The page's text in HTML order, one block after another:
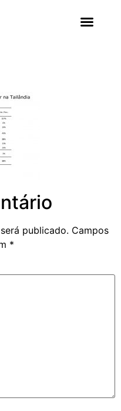
publicado. Campos
*